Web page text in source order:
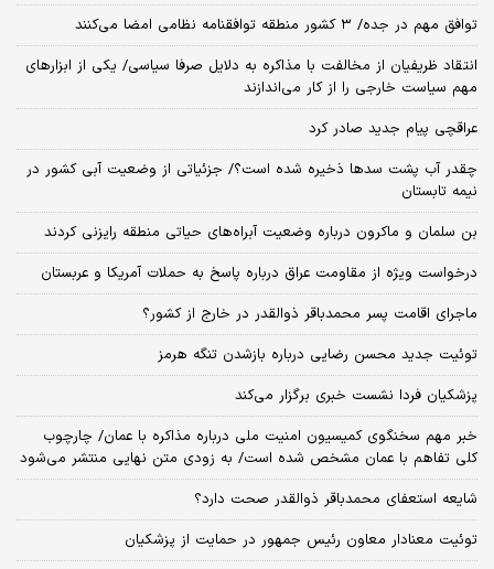
توافق مهم در جده/ ۳ کشور منطقه توافقنامه نظامی امضا می‌کنند
انتقاد ظریفیان از مخالفت با مذاکره به دلایل صرفا سیاسی/ یکی از ابزارهای
مهم سیاست خارجی را از کار می‌اندازند
عراقچی پیام جدید صادر کرد
چقدر آب پشت سدها ذخیره شده است؟/ جزئیاتی از وضعیت آبی کشور در
نیمه تابستان
بن سلمان و ماکرون درباره وضعیت آبراه‌های حیاتی منطقه رایزنی کردند
درخواست ویژه از مقاومت عراق درباره پاسخ به حملات آمریکا و عربستان
ماجرای اقامت پسر محمدباقر ذوالقدر در خارج از کشور؟
توئیت جدید محسن رضایی درباره بازشدن تنگه هرمز
پزشکیان فردا نشست خبری برگزار می‌کند
خبر مهم سخنگوی کمیسیون امنیت ملی درباره مذاکره با عمان/ چارچوب
کلی تفاهم با عمان مشخص شده است/ به زودی متن نهایی منتشر می‌شود
شایعه استعفای محمدباقر ذوالقدر صحت دارد؟
توئیت معنادار معاون رئیس جمهور در حمایت از پزشکیان